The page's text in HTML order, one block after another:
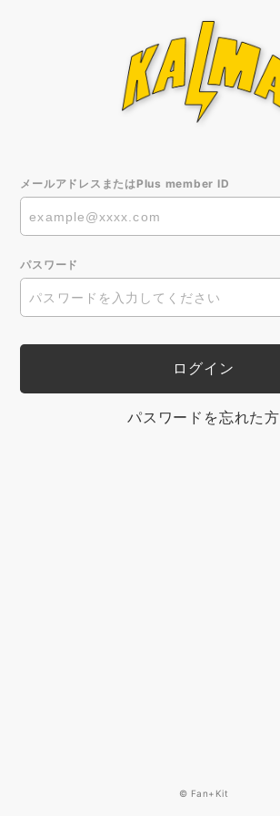
メールアドレスまたはPlus member ID
パスワード
パスワードを忘れた方
© Fan+Kit